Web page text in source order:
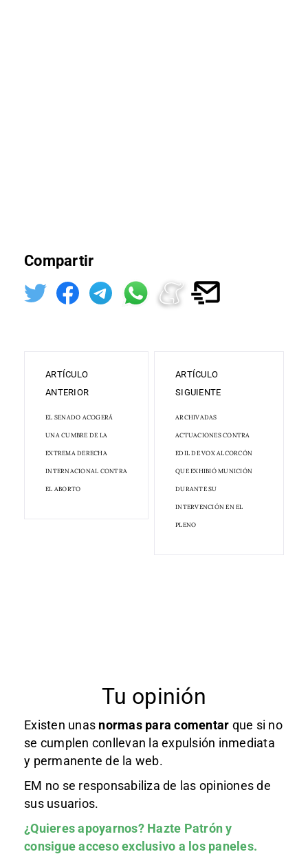
Compartir
ARTÍCULO
ANTERIOR
EL SENADO ACOGERÁ
UNA CUMBRE DE LA
EXTREMA DERECHA
INTERNACIONAL CONTRA
EL ABORTO
ARTÍCULO
SIGUIENTE
ARCHIVADAS
ACTUACIONES CONTRA
EDIL DE VOX ALCORCÓN
QUE EXHIBIÓ MUNICIÓN
DURANTE SU
INTERVENCIÓN EN EL
PLENO
Tu opinión
Existen unas normas para comentar que si no
se cumplen conllevan la expulsión inmediata
y permanente de la web.
EM no se responsabiliza de las opiniones de
sus usuarios.
¿Quieres apoyarnos? Hazte Patróny
consigue acceso exclusivo a los paneles.